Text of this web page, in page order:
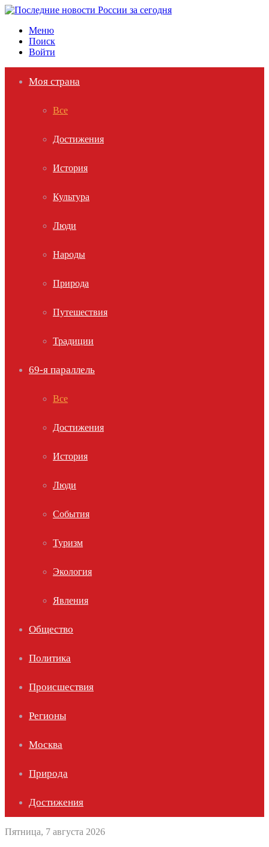
Меню
Поиск
Войти
Моя страна
Все
Достижения
История
Культура
Люди
Народы
Природа
Путешествия
Традиции
69-я параллель
Все
Достижения
История
Люди
События
Туризм
Экология
Явления
Общество
Политика
Происшествия
Регионы
Москва
Природа
Достижения
Пятница, 7 августа 2026